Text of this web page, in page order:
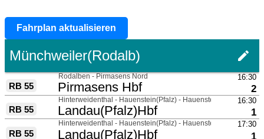
Fahrplan aktualisieren